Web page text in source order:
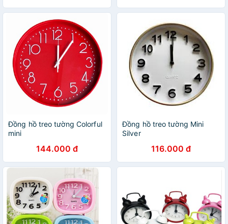
Đồng hồ treo tường Colorful
mini
144.000 đ
Đồng hồ treo tường Mini
Silver
116.000 đ